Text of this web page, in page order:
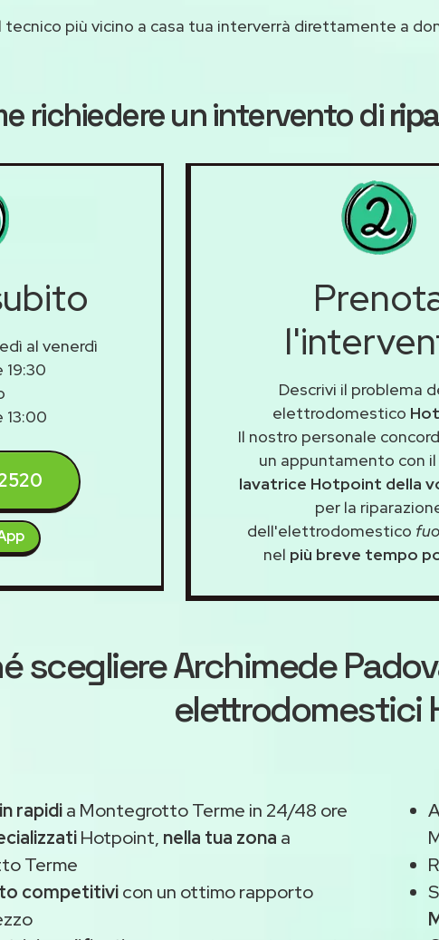
tecnico più vicino a casa tua interverrà direttamente a
richiedere un intervento di
al venerdì
19:30
13:00
Descrivi il problema
elettrodomestico
Il nostro personale
un appuntamento con il
lavatrice Hotpoint della
per la
dell'elettrodomestico
nel più breve tempo
scegliereArchimede
elettrodomestici
rapidia Montegrotto Terme in 24/48 ore
Hotpoint, nella tua zona a
Terme
competitivicon un ottimo rapporto